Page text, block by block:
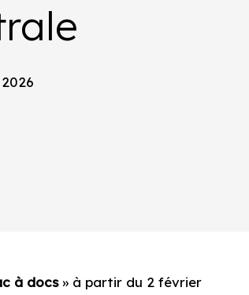
à docs» à partir du 2 février